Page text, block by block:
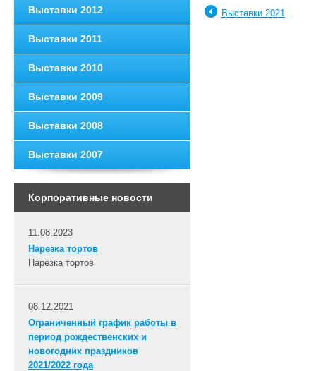
Bыставки 2012
Bыставки 2011
Bыставки 2010
Bыставки 2009
Bыставки 2008
Bыставки 2007
Корпоративные новости
11.08.2023
Нарезка тортов
Нарезка тортов
08.12.2021
Ограниченный график работы в
период рождественских и
новогодних праздников
2021/2022 года
Bыставки 2021